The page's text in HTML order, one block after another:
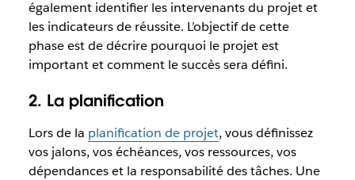
également identifier les intervenants du projet et
les indicateurs de réussite. L’objectif de cette
phase est de décrire pourquoi le projet est
important et comment le succès sera défini.
2. La planification
Lors de la planification de projet, vous définissez
vos jalons, vos échéances, vos ressources, vos
dépendances et la responsabilité des tâches. Une